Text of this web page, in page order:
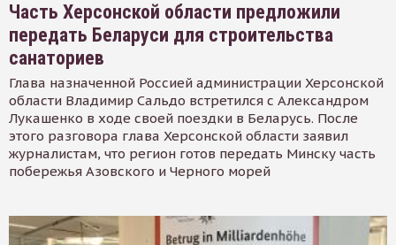
Часть Херсонской области предложили
передать Беларуси для строительства
санаториев
Глава назначенной Россией администрации Херсонской
области Владимир Сальдо встретился с Александром
Лукашенко в ходе своей поездки в Беларусь. После
этого разговора глава Херсонской области заявил
журналистам, что регион готов передать Минску часть
побережья Азовского и Черного морей